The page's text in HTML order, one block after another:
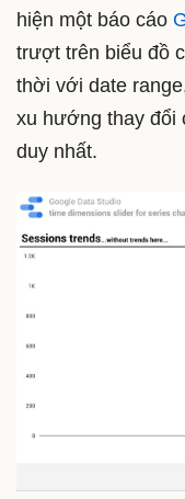
hiện một báo cáo
trượt trên biểu đồ
thời với date
xu hướng thay đổi
duy nhất.